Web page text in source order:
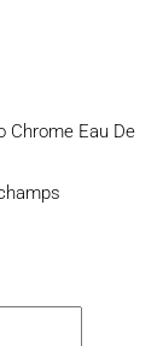
Chrome Eau De